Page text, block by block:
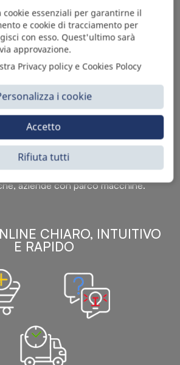
nella distribuzione e vendita di
off-highway. Riconosciuto in tutto
standard qualitativo dei prodotti a
la vendita B2B del ricco
originali rivolti a ricambisti,
aziende con parco macchine.
CHIARO, INTUITIVO
E RAPIDO
cookie essenziali per garantirne il
e cookie di tracciamento per
con esso. Quest'ultimo sarà
approvazione.
Privacy policy e Cookies Polocy
i cookie
Rifiuta tutti
Accetto